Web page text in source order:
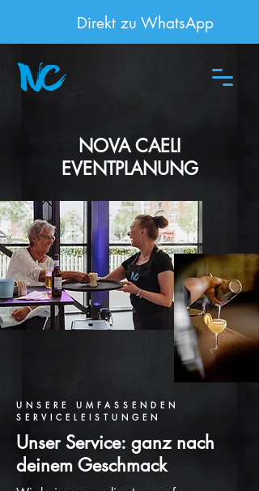
Direkt zu WhatsApp
NOVA CAELI
EVENTPLANUNG
UNSERE UMFASSENDEN
SERVICELEISTUNGEN
Unser Service: ganz nach
deinem Geschmack​